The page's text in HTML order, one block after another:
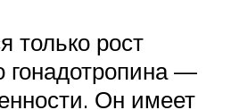
только рост
гонадотропина —
Он имеет